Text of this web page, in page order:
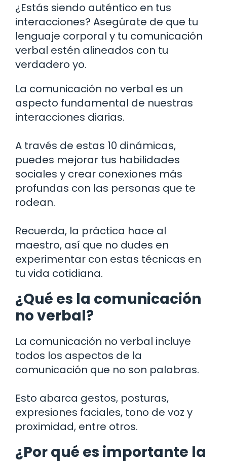
¿Estás siendo auténtico en tus
interacciones? Asegúrate de que tu
lenguaje corporal y tu comunicación
verbal estén alineados con tu
verdadero yo.
La comunicación no verbal es un
aspecto fundamental de nuestras
interacciones diarias.
A través de estas 10 dinámicas,
puedes mejorar tus habilidades
sociales y crear conexiones más
profundas con las personas que te
rodean.
Recuerda, la práctica hace al
maestro, así que no dudes en
experimentar con estas técnicas en
tu vida cotidiana.
¿Qué es la comunicación
no verbal?
La comunicación no verbal incluye
todos los aspectos de la
comunicación que no son palabras.
Esto abarca gestos, posturas,
expresiones faciales, tono de voz y
proximidad, entre otros.
¿Por qué es importante la